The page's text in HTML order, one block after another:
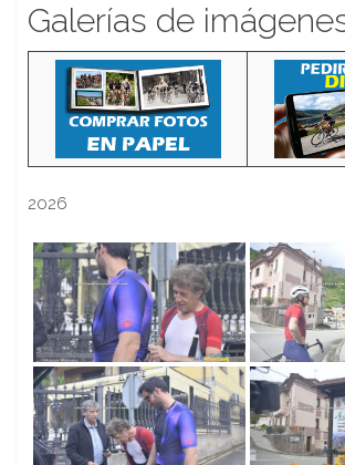
Galerías de
2026